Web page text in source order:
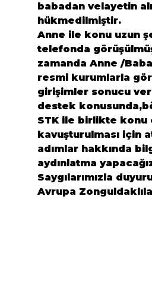
babadan velayetin
hükmedilmiştir.
Anne ile konu uzun
telefonda
zamanda Anne /
resmi kurumlarla
girişimler sonucu
destek
STK ile birlikte konu
kavuşturulması için
adımlar hakkında
aydınlatma
Saygılarımızla
Avrupa